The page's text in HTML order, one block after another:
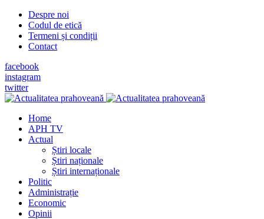
Despre noi
Codul de etică
Termeni și condiții
Contact
facebook
instagram
twitter
Home
APH TV
Actual
Știri locale
Știri naționale
Știri internaționale
Politic
Administrație
Economic
Opinii